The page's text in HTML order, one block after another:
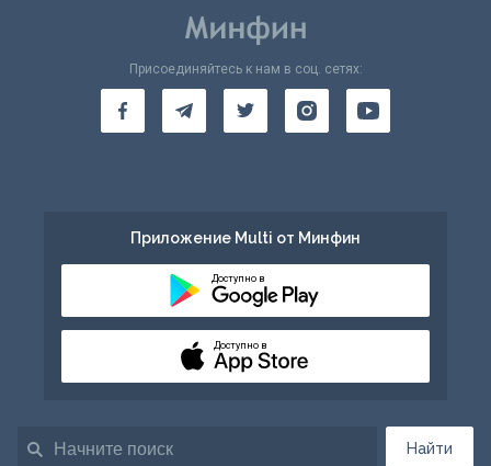
Найти
Присоединяйтесь к нам в соц. сетях:
Приложение Multi от Минфин
Доступно в
Доступно в